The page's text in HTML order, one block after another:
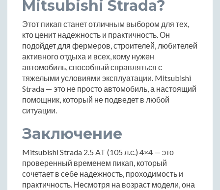
Mitsubishi Strada?
Этот пикап станет отличным выбором для тех,
кто ценит надежность и практичность. Он
подойдет для фермеров, строителей, любителей
активного отдыха и всех, кому нужен
автомобиль, способный справляться с
тяжелыми условиями эксплуатации. Mitsubishi
Strada — это не просто автомобиль, а настоящий
помощник, который не подведет в любой
ситуации.
Заключение
Mitsubishi Strada 2.5 AT (105 л.с.) 4×4 — это
проверенный временем пикап, который
сочетает в себе надежность, проходимость и
практичность. Несмотря на возраст модели, она